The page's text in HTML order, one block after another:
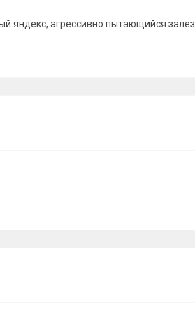
яндекс, агрессивно пытающийся